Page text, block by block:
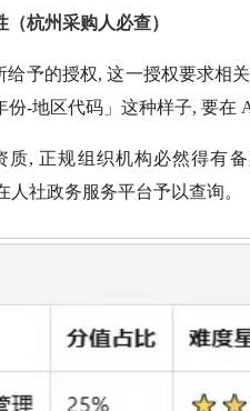
杭州采购人必查）
给予的授权, 这一授权要求相
份-地区代码」这种样子, 要在
质, 正规组织机构必然得有
人社政务服务平台予以查询。